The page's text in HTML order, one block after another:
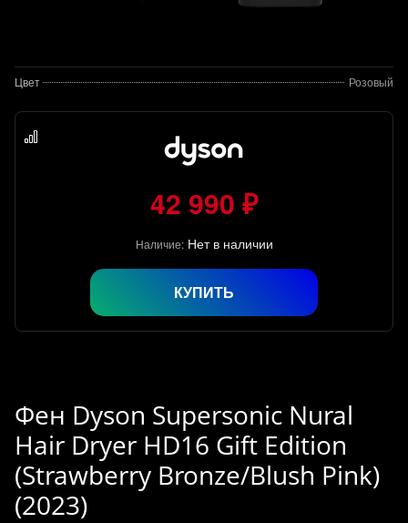
Цвет Розовый
42 990 ₽
Наличие: Нет в наличии
КУПИТЬ
Фен Dyson Supersonic Nural
Hair Dryer HD16 Gift Edition
(Strawberry Bronze/Blush Pink)
(2023)